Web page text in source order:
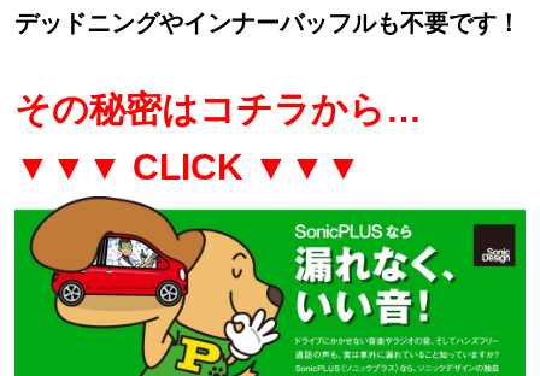
デッドニングやインナーバッフルも不要です！
その秘密はコチラから…
▼▼▼ CLICK ▼▼▼